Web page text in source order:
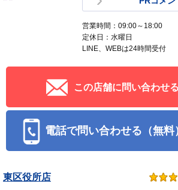
営業時間：09:00～18:00
定休日：水曜日
LINE、WEBは24時間受付
この店舗に問い合わせ
電話で問い合わせる（無料
東区役所店